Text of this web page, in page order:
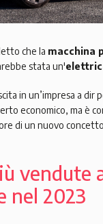
che la macchina
stata un'
in un’impresa a dir
economico, ma è
di un nuovo
vendute
nel 2023